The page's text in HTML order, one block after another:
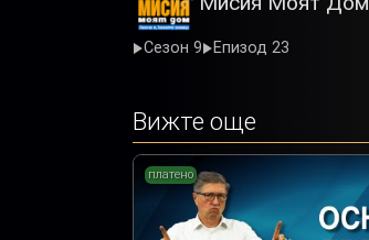
Сезон 9 Епизод 23
Вижте още
платено